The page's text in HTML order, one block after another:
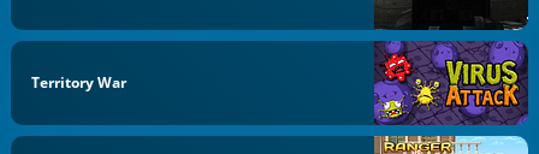
Territory War